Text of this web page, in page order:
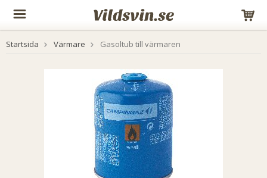
Startsida Värmare Gasoltub till värmaren